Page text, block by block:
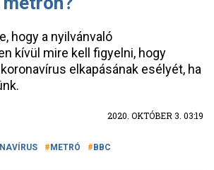
hogy a nyilvánvaló
kívül mire kell figyelni, hogy
elkapásának esélyét, ha
2020. OKTÓBER 3. 03:19
METRÓ BBC